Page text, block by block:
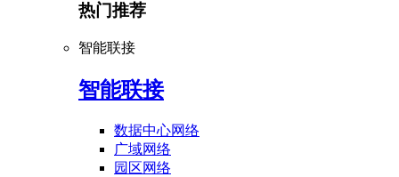
热门推荐
智能联接
智能联接
数据中心网络
广域网络
园区网络